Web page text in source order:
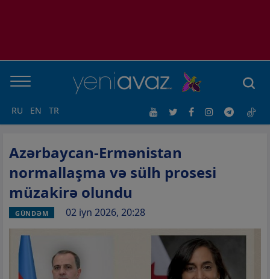
RU EN TR
Azərbaycan-Ermənistan
normallaşma və sülh prosesi
müzakirə olundu
GÜNDƏM 02 iyn 2026, 20:28